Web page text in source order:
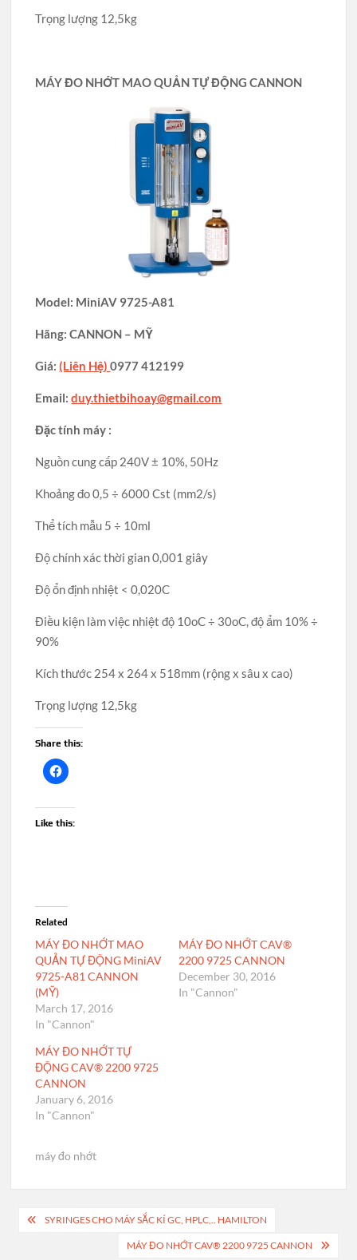
Trọng lượng 12,5kg
MÁY ĐO NHỚT MAO QUẢN TỰ ĐỘNG CANNON
Model: MiniAV 9725-A81
Hãng: CANNON – MỸ
Giá:(Liên Hệ)0977 412199
Email:duy.thietbihoay@gmail.com
Đặc tính máy :
Nguồn cung cấp 240V ± 10%, 50Hz
Khoảng đo 0,5 ÷ 6000 Cst (mm2/s)
Thể tích mẫu 5 ÷ 10ml
Độ chính xác thời gian 0,001 giây
Độ ổn định nhiệt < 0,020C
Điều kiện làm việc nhiệt độ 10oC ÷ 30oC, độ ẩm 10% ÷
90%
Kích thước 254 x 264 x 518mm (rộng x sâu x cao)
Trọng lượng 12,5kg
Share this:
Like this:
Related
MÁY ĐO NHỚT MAO
QUẢN TỰ ĐỘNG MiniAV
9725-A81 CANNON
(MỸ)
March 17, 2016
In "Cannon"
MÁY ĐO NHỚT CAV®
2200 9725 CANNON
December 30, 2016
In "Cannon"
MÁY ĐO NHỚT TỰ
ĐỘNG CAV® 2200 9725
CANNON
January 6, 2016
In "Cannon"
máy đo nhớt
PostSYRINGES CHO MÁY SẮC KÍ GC, HPLC,.. HAMILTON
MÁY ĐO NHỚT CAV® 2200 9725 CANNON